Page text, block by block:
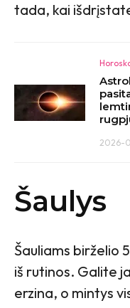
tada, kai
2026-
Šaulys
Šauliams birželio
iš rutinos. Galite
erzina, o mintys